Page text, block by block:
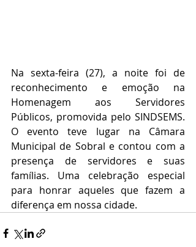
Na sexta-feira (27), a noite foi de
reconhecimento e emoção na
Homenagem aos Servidores
Públicos, promovida pelo SINDSEMS.
O evento teve lugar na Câmara
Municipal de Sobral e contou com a
presença de servidores e suas
famílias. Uma celebração especial
para honrar aqueles que fazem a
diferença em nossa cidade.